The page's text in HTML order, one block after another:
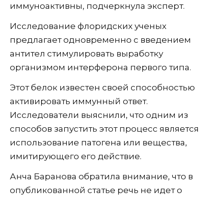
иммуноактивны, подчеркнула эксперт.
Исследование флоридских ученых
предлагает одновременно с введением
антител стимулировать выработку
организмом интерферона первого типа.
Этот белок известен своей способностью
активировать иммунный ответ.
Исследователи выяснили, что одним из
способов запустить этот процесс является
использование патогена или вещества,
имитирующего его действие.
Анча Баранова обратила внимание, что в
опубликованной статье речь не идет о